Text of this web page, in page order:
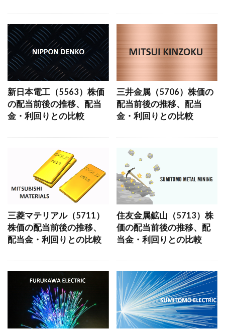
新日本電工（5563）株価
の配当前後の推移、配当
金・利回りとの比較
三井金属（5706）株価の
配当前後の推移、配当
金・利回りとの比較
三菱マテリアル（5711）
株価の配当前後の推移、
配当金・利回りとの比較
住友金属鉱山（5713）株
価の配当前後の推移、配
当金・利回りとの比較